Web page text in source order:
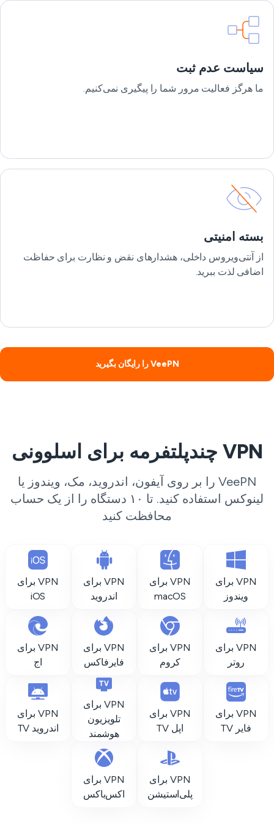
سیاست عدم ثبت
ما هرگز فعالیت مرور شما را پیگیری نمی‌کنیم.
بسته امنیتی
از آنتی‌ویروس داخلی، هشدارهای نقض و نظارت برای حفاظت
اضافی لذت ببرید.
VeePN را رایگان بگیرید
VPN چندپلتفرمه برای اسلوونی
VeePN را بر روی آیفون، اندروید، مک، ویندوز یا
لینوکس استفاده کنید. تا ۱۰ دستگاه را از یک حساب
محافظت کنید
VPN برای
ویندوز
VPN برای
macOS
VPN برای
اندروید
VPN برای
iOS
VPN برای
روتر
VPN برای
کروم
VPN برای
فایرفاکس
VPN برای
اج
VPN برای
فایر TV
VPN برای
اپل TV
VPN برای
تلویزیون
هوشمند
VPN برای
اندروید TV
VPN برای
پلی‌استیشن
VPN برای
اکس‌باکس